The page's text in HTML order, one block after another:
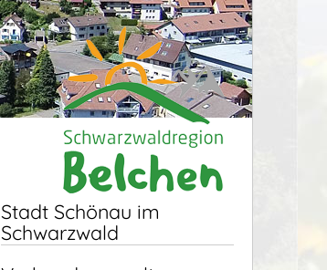
Stadt Schönau im
Schwarzwald